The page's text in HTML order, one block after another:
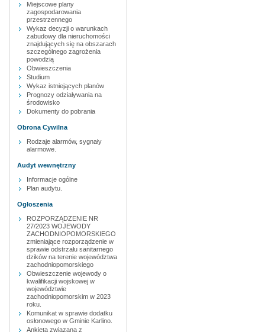
Miejscowe plany
zagospodarowania
przestrzennego
Wykaz decyzji o warunkach
zabudowy dla nieruchomości
znajdujących się na obszarach
szczególnego zagrożenia
powodzią
Obwieszczenia
Studium
Wykaz istniejących planów
Prognozy odziaływania na
środowisko
Dokumenty do pobrania
Obrona Cywilna
Rodzaje alarmów, sygnały
alarmowe.
Audyt wewnętrzny
Informacje ogólne
Plan audytu.
Ogłoszenia
ROZPORZĄDZENIE NR
27/2023 WOJEWODY
ZACHODNIOPOMORSKIEGO
zmieniające rozporządzenie w
sprawie odstrzału sanitarnego
dzików na terenie województwa
zachodniopomorskiego
Obwieszczenie wojewody o
kwalifikacji wojskowej w
województwie
zachodniopomorskim w 2023
roku.
Komunikat w sprawie dodatku
osłonowego w Gminie Karlino.
Ankieta związana z